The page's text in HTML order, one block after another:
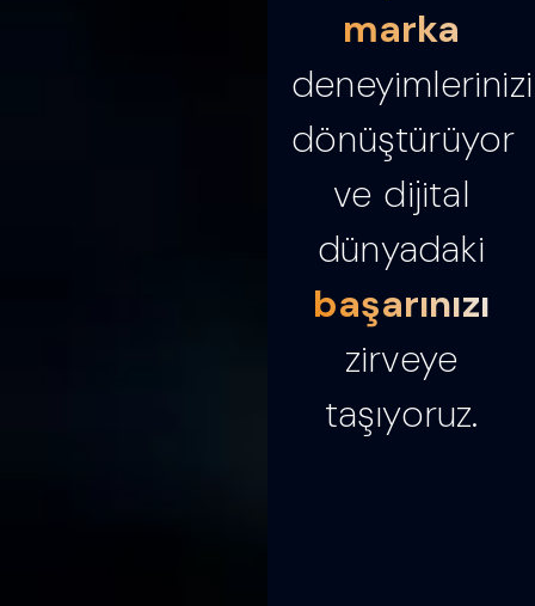
marka
deneyimlerinizi
dönüştürüyor
ve dijital
dünyadaki
başarınızı
zirveye
taşıyoruz.